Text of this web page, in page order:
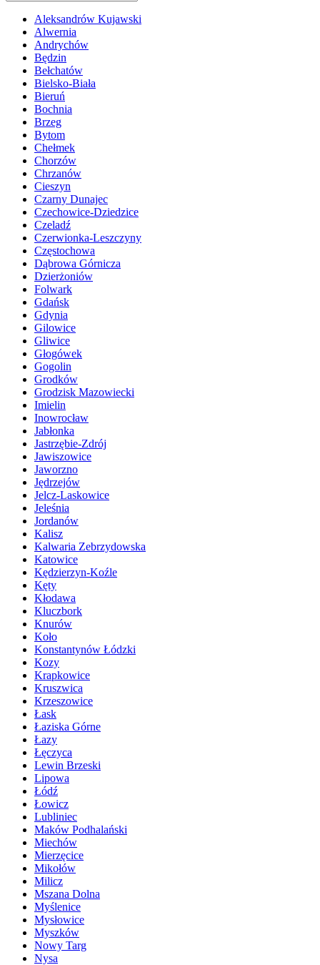
Aleksandrów Kujawski
Alwernia
Andrychów
Będzin
Bełchatów
Bielsko-Biała
Bieruń
Bochnia
Brzeg
Bytom
Chełmek
Chorzów
Chrzanów
Cieszyn
Czarny Dunajec
Czechowice-Dziedzice
Czeladź
Czerwionka-Leszczyny
Częstochowa
Dąbrowa Górnicza
Dzierżoniów
Folwark
Gdańsk
Gdynia
Gilowice
Gliwice
Głogówek
Gogolin
Grodków
Grodzisk Mazowiecki
Imielin
Inowrocław
Jabłonka
Jastrzębie-Zdrój
Jawiszowice
Jaworzno
Jędrzejów
Jelcz-Laskowice
Jeleśnia
Jordanów
Kalisz
Kalwaria Zebrzydowska
Katowice
Kędzierzyn-Koźle
Kęty
Kłodawa
Kluczbork
Knurów
Koło
Konstantynów Łódzki
Kozy
Krapkowice
Kruszwica
Krzeszowice
Łask
Łaziska Górne
Łazy
Łęczyca
Lewin Brzeski
Lipowa
Łódź
Łowicz
Lubliniec
Maków Podhalański
Miechów
Mierzęcice
Mikołów
Milicz
Mszana Dolna
Myślenice
Mysłowice
Myszków
Nowy Targ
Nysa